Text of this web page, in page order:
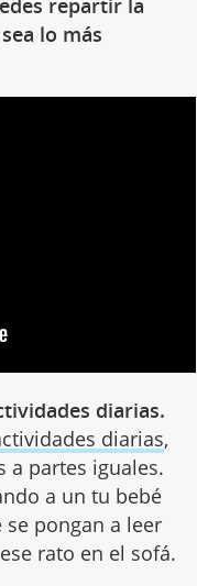
repartir la
lo más
diarias.
diarias,
a partes iguales.
a un tu bebé
pongan a leer
rato en el sofá.